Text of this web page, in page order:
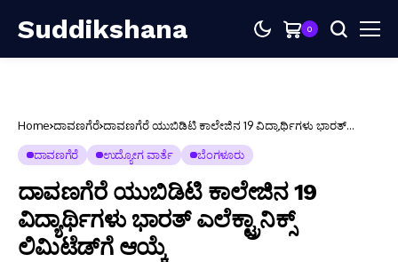
Suddikshana 0
Home ದಾವಣಗೆರೆ ದಾವಣಗೆರೆ ಯುಬಿಡಿಟಿ ಕಾಲೇಜಿನ 19 ವಿದ್ಯಾರ್ಥಿಗಳು ಭಾರತ್
ದಾವಣಗೆರೆ ಉದ್ಯೋಗ ವಾರ್ತೆ ಬೆಂಗಳೂರು
ದಾವಣಗೆರೆ ಯುಬಿಡಿಟಿ ಕಾಲೇಜಿನ 19
ವಿದ್ಯಾರ್ಥಿಗಳು ಭಾರತ್ ಎಲೆಕ್ಟ್ರಾನಿಕ್ಸ್
ಲಿಮಿಟೆಡ್‌ಗೆ ಆಯ್ಕೆ